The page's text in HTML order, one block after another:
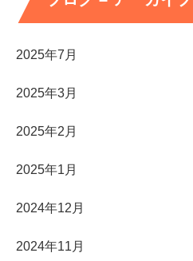
2025年7月
2025年3月
2025年2月
2025年1月
2024年12月
2024年11月